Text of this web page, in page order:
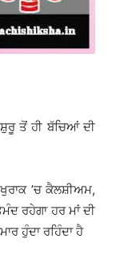
ਤੋਂ ਹੀ ਬੱਚਿਆਂ ਦੀ
’ਚ ਕੈਲਸ਼ੀਅਮ,
ਰਹੇਗਾ ਹਰ ਮਾਂ ਦੀ
ਹੁੰਦਾ ਰਹਿੰਦਾ ਹੈ